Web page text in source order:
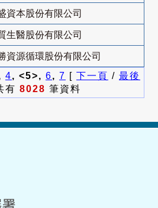
資本股份有限公司
生醫股份有限公司
資源循環股份有限公司
4, <5>, 6, 7 [ 下一頁 / 最後
有 8028 筆資料